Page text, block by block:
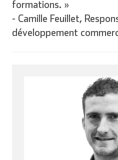
formations. »
- Camille Feuillet,
développement